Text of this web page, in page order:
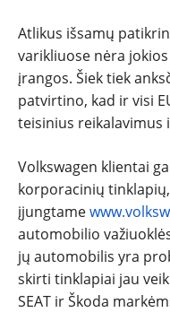
Atlikus išsamų
varikliuose nėra
įrangos. Šiek tiek
patvirtino, kad ir visi
teisinius reikalavimus
Volkswagen klientai
korporacinių
įjungtame
automobilio
jų automobilis yra
skirti tinklapiai jau
SEAT ir Škoda